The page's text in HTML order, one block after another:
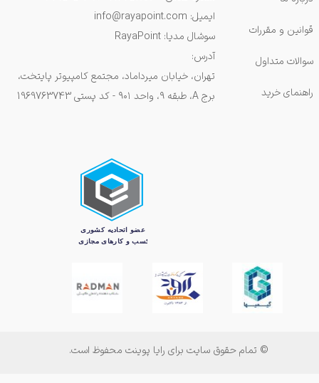
قوانین و مقررات
سوالات متداول
راهنمای خرید
© تمام حقوق سایت برای رایا پوینت محفوظ است.
ایمیل: info@rayapoint.com
سوشال مدیا: RayaPoint
آدرس:
تهران، خیابان میرداماد، مجتمع کامپیوتر پایتخت،
برج A، طبقه ۹، واحد ۹۰۱ - کد پستی 1969763743